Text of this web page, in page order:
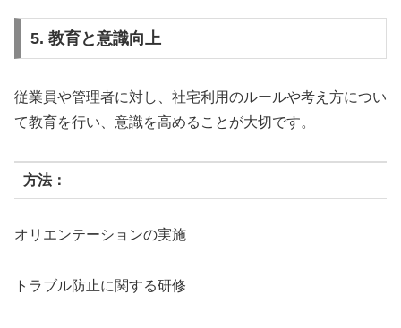
5. 教育と意識向上
従業員や管理者に対し、社宅利用のルールや考え方につい
て教育を行い、意識を高めることが大切です。
方法：
オリエンテーションの実施
トラブル防止に関する研修